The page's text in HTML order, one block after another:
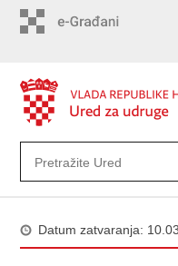
Datum zatvaranja: